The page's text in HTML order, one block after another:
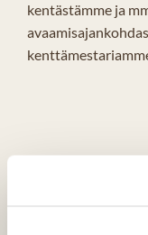
kentästämme ja